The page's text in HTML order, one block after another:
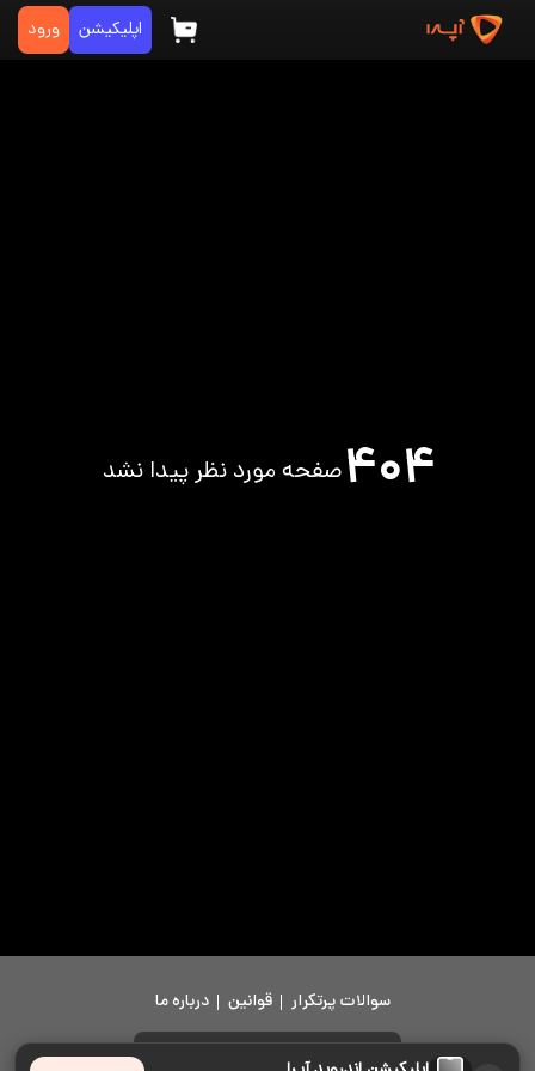
اپلیکیشن ورود
۴۰۴صفحه مورد نظر پیدا نشد
سوالات پرتکرار قوانین درباره ما
دانلود اپلیکیشن